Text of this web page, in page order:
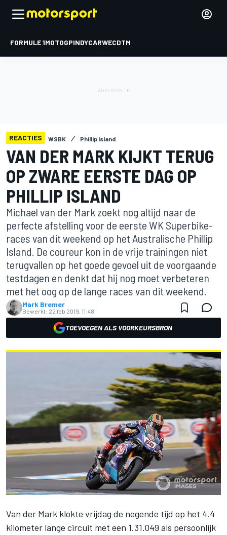
FORMULE 1MOTOGPINDYCARWECDTM
REACTIES WSBK Phillip Island
VAN DER MARK KIJKT TERUG
OP ZWARE EERSTE DAG OP
PHILLIP ISLAND
Michael van der Mark zoekt nog altijd naar de
perfecte afstelling voor de eerste WK Superbike-
races van dit weekend op het Australische Phillip
Island. De coureur kon in de vrije trainingen niet
terugvallen op het goede gevoel uit de voorgaande
testdagen en denkt dat hij nog moet verbeteren
met het oog op de lange races van dit weekend.
Mark Bremer
Bewerkt: 22 feb 2019, 11:48
TOEVOEGEN ALS VOORKEURSBRON
Van der Mark klokte vrijdag de negende tijd op het 4.4
kilometer lange circuit met een 1.31.049 als persoonlijk